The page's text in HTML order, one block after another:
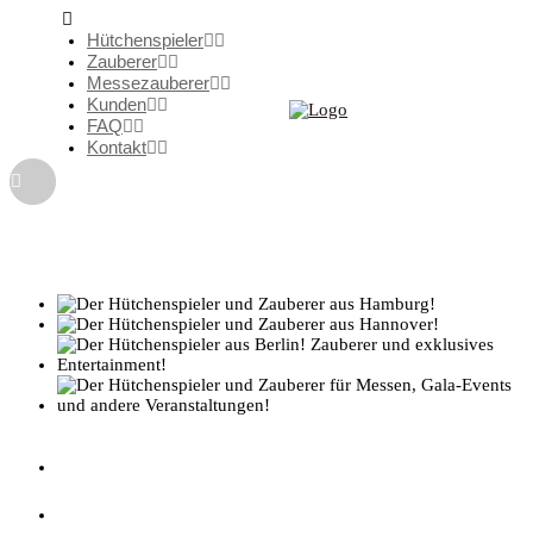
Hütchenspieler
Zauberer
Messezauberer
Kunden
FAQ
Kontakt